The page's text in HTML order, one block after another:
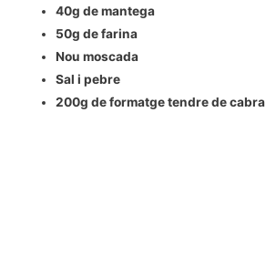
40g de mantega
50g de farina
Nou moscada
Sal i pebre
200g de formatge tendre de cabra